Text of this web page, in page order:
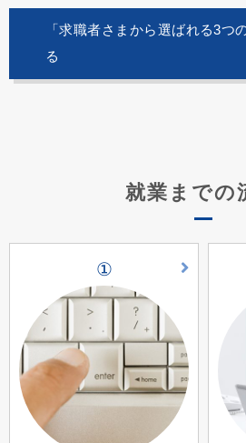
「求職者さまから選ばれる3つ
る
就業までの
①